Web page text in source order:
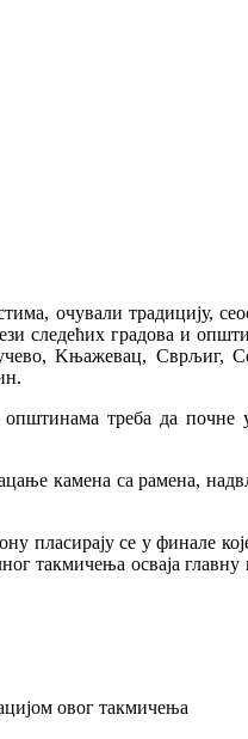
очували традицију,
следећих градова и
Kњажевац, Сврљиг,
треба да
камена са рамена,
пласирају се у финале
такмичења осваја главну
овог такмичења